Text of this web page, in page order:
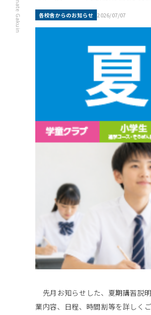
各校舎からのお知らせ 2026/07/07
先月お知らせした、夏期講習説
業内容、日程、時間割等を詳しく